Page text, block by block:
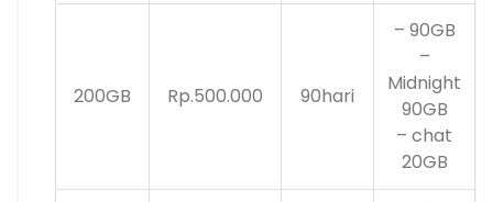
200GB Rp.500.000 90hari
– 90GB
–
Midnight
90GB
– chat
20GB